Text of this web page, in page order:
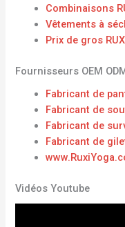
Combinaisons
Vêtements à
Prix ​​de gros
Fournisseurs OEM
Fabricant de
Fabricant de
Fabricant de
Fabricant de
Vidéos Youtube